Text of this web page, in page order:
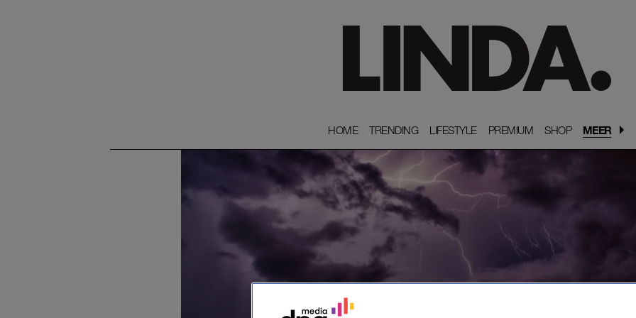
HOME
HOME TRENDING
TRENDING LIFESTYLE
LIFESTYLE PREMIUM
PREMIUM SHOP
SHOP MEER